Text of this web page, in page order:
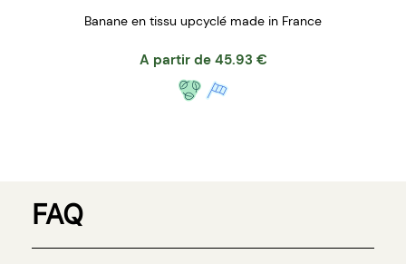
Banane en tissu upcyclé made in France
A partir de 45.93 €
FAQ